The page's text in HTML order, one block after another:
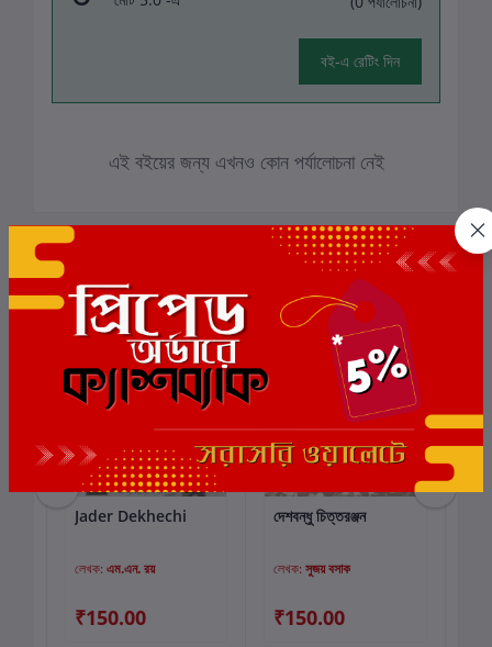
বই-এ রেটিং দিন
এই বইয়ের জন্য এখনও কোন পর্যালোচনা নেই
সংশ্লিষ্ট বই
কার্টে যোগ করুন
Jader Dekhechi
লেখক: এম.এন. রয়
₹150.00
কার্টে যোগ করুন
দেশবন্ধু চিত্তরঞ্জন
লেখক: সুজয় বসাক
₹150.00